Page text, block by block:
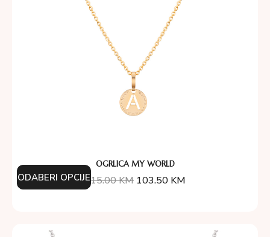
OGRLICA MY WORLD
115.00KM 103.50 KM
ODABERI OPCIJE